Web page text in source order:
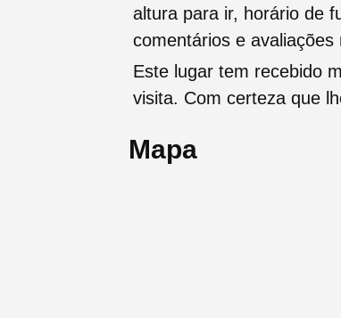
altura para ir, horário de
comentários e
Este lugar tem recebido
visita. Com certeza que
Mapa